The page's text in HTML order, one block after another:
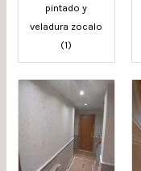
pintado y
veladura zocalo
(1)